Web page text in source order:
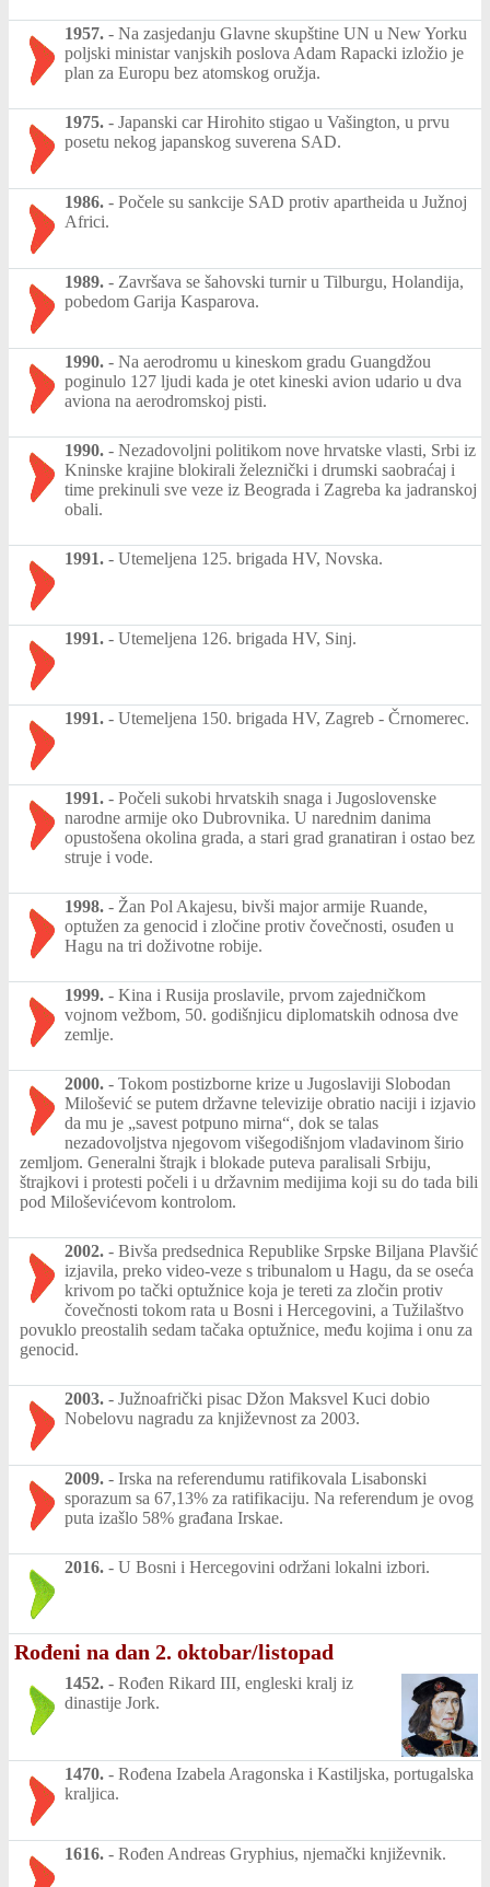
1957. - Na zasjedanju Glavne skupštine UN u New Yorku
poljski ministar vanjskih poslova Adam Rapacki izložio je
plan za Europu bez atomskog oružja.
1975. - Japanski car Hirohito stigao u Vašington, u prvu
posetu nekog japanskog suverena SAD.
1986. - Počele su sankcije SAD protiv apartheida u Južnoj
Africi.
1989. - Završava se šahovski turnir u Tilburgu, Holandija,
pobedom Garija Kasparova.
1990. - Na aerodromu u kineskom gradu Guangdžou
poginulo 127 ljudi kada je otet kineski avion udario u dva
aviona na aerodromskoj pisti.
1990. - Nezadovoljni politikom nove hrvatske vlasti, Srbi iz
Kninske krajine blokirali železnički i drumski saobraćaj i
time prekinuli sve veze iz Beograda i Zagreba ka jadranskoj
obali.
1991. - Utemeljena 125. brigada HV, Novska.
1991. - Utemeljena 126. brigada HV, Sinj.
1991. - Utemeljena 150. brigada HV, Zagreb - Črnomerec.
1991. - Počeli sukobi hrvatskih snaga i Jugoslovenske
narodne armije oko Dubrovnika. U narednim danima
opustošena okolina grada, a stari grad granatiran i ostao bez
struje i vode.
1998. - Žan Pol Akajesu, bivši major armije Ruande,
optužen za genocid i zločine protiv čovečnosti, osuđen u
Hagu na tri doživotne robije.
1999. - Kina i Rusija proslavile, prvom zajedničkom
vojnom vežbom, 50. godišnjicu diplomatskih odnosa dve
zemlje.
2000. - Tokom postizborne krize u Jugoslaviji Slobodan
Milošević se putem državne televizije obratio naciji i izjavio
da mu je „savest potpuno mirna“, dok se talas
nezadovoljstva njegovom višegodišnjom vladavinom širio
zemljom. Generalni štrajk i blokade puteva paralisali Srbiju,
štrajkovi i protesti počeli i u državnim medijima koji su do tada bili
pod Miloševićevom kontrolom.
2002. - Bivša predsednica Republike Srpske Biljana Plavšić
izjavila, preko video-veze s tribunalom u Hagu, da se oseća
krivom po tački optužnice koja je tereti za zločin protiv
čovečnosti tokom rata u Bosni i Hercegovini, a Tužilaštvo
povuklo preostalih sedam tačaka optužnice, među kojima i onu za
genocid.
2003. - Južnoafrički pisac Džon Maksvel Kuci dobio
Nobelovu nagradu za književnost za 2003.
2009. - Irska na referendumu ratifikovala Lisabonski
sporazum sa 67,13% za ratifikaciju. Na referendum je ovog
puta izašlo 58% građana Irskae.
2016. - U Bosni i Hercegovini održani lokalni izbori.
Rođeni na dan 2. oktobar/listopad
1452. - Rođen Rikard III, engleski kralj iz
dinastije Jork.
1470. - Rođena Izabela Aragonska i Kastiljska, portugalska
kraljica.
1616. - Rođen Andreas Gryphius, njemački književnik.